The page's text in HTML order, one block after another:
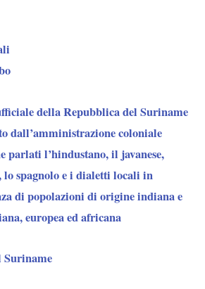
della Repubblica del Suriname
dall’amministrazione coloniale
parlati l’hindustano, il javanese,
lo spagnolo e i dialetti locali in
di popolazioni di origine indiana e
europea ed africana